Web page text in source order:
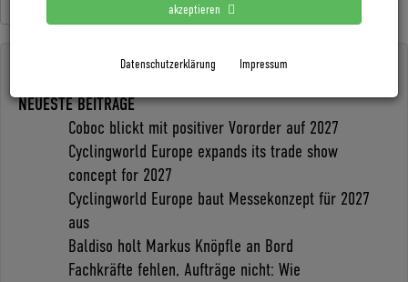
akzeptieren
Datenschutzerklärung Impressum
NEUESTE BEITRÄGE
Coboc blickt mit positiver Vororder auf 2027
Cyclingworld Europe expands its trade show
concept for 2027
Cyclingworld Europe baut Messekonzept für 2027
aus
Baldiso holt Markus Knöpfle an Bord
Fachkräfte fehlen, Aufträge nicht: Wie